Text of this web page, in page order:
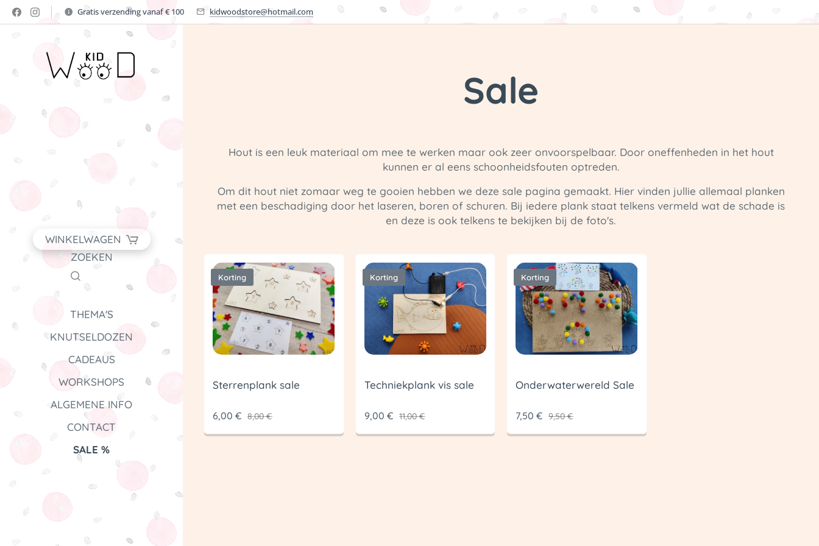
Gratis verzending vanaf € 100 kidwoodstore@hotmail.com
WINKELWAGEN
ZOEKEN
THEMA'S
KNUTSELDOZEN
CADEAUS
WORKSHOPS
ALGEMENE INFO
CONTACT
SALE %
Sale
Hout is een leuk materiaal om mee te werken maar ook zeer onvoorspelbaar. Door oneffenheden in het hout
kunnen er al eens schoonheidsfouten optreden.
Om dit hout niet zomaar weg te gooien hebben we deze sale pagina gemaakt. Hier vinden jullie allemaal planken
met een beschadiging door het laseren, boren of schuren. Bij iedere plank staat telkens vermeld wat de schade is
en deze is ook telkens te bekijken bij de foto's.
Sterrenplank sale
Korting
6,00 € 8,00€
Techniekplank vis sale
Korting
9,00 € 11,00€
Onderwaterwereld Sale
Korting
7,50 € 9,50€